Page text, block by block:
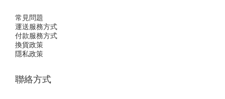
常見問題
運送服務方式
付款服務方式
換貨政策
隱私政策
聯絡方式